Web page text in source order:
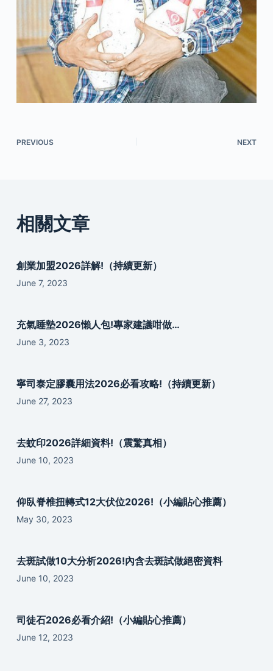
PREVIOUS NEXT
相關文章
創業加盟2026詳解!（持續更新）
June 7, 2023
充氣睡墊2026懶人包!專家建議咁做…
June 3, 2023
寧司泰定膠囊用法2026必看攻略!（持續更新）
June 27, 2023
去蚊印2026詳細資料!（震驚真相）
June 10, 2023
仰臥脊椎扭轉式12大伏位2026!（小編貼心推薦）
May 30, 2023
去斑試做10大分析2026!內含去斑試做絕密資料
June 10, 2023
司徒石2026必看介紹!（小編貼心推薦）
June 12, 2023